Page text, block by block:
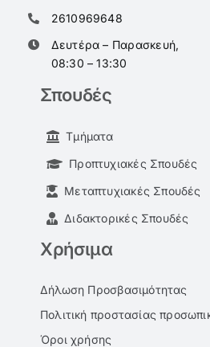
2610969648
Δευτέρα – Παρασκευή,
08:30 – 13:30
Σπουδές
Τμήματα
Προπτυχιακές Σπουδές
Μεταπτυχιακές Σπουδές
Διδακτορικές Σπουδές
Χρήσιμα
Δήλωση Προσβασιμότητας
Πολιτική προστασίας
Όροι χρήσης